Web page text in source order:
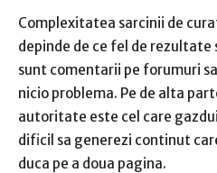
Complexitatea sarcinii de
depinde de ce fel de rezultate
sunt comentarii pe forumuri
nicio problema. Pe de alta
autoritate este cel care
dificil sa generezi continut
duca pe a doua pagina.